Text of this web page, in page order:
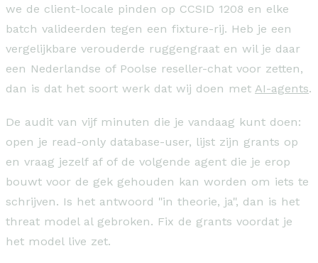
we de client-locale pinden op CCSID 1208 en elke
batch valideerden tegen een fixture-rij. Heb je een
vergelijkbare verouderde ruggengraat en wil je daar
een Nederlandse of Poolse reseller-chat voor zetten,
dan is dat het soort werk dat wij doen met AI-agents.
De audit van vijf minuten die je vandaag kunt doen:
open je read-only database-user, lijst zijn grants op
en vraag jezelf af of de volgende agent die je erop
bouwt voor de gek gehouden kan worden om iets te
schrijven. Is het antwoord "in theorie, ja", dan is het
threat model al gebroken. Fix de grants voordat je
het model live zet.